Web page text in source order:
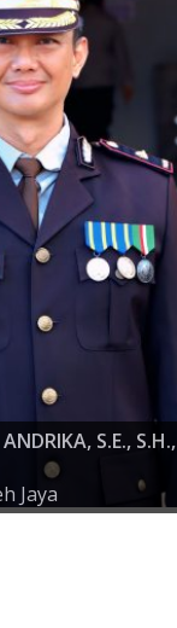
S.I.K., M.Si
S.E., S.H.,
Jaya